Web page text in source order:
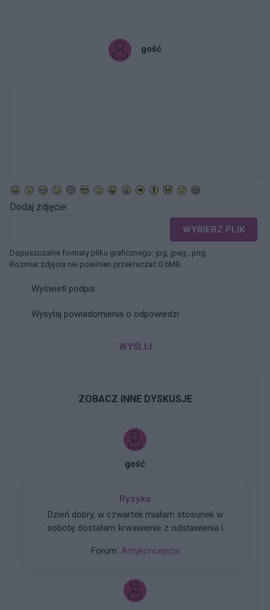
gość
Dodaj zdjęcie:
WYBIERZ PLIK
Dopuszczalne formaty pliku graficznego: jpg, jpeg , png.
Rozmiar zdjęcia nie powinien przekraczać 0.6MB.
Wyświetl podpis
Wysyłaj powiadomienia o odpowiedzi
WYŚLIJ
ZOBACZ INNE DYSKUSJE
gość
Ryzyko
Dzień dobry, w czwartek miałam stosunek w
sobotę dostałam krwawienie z odstawienia i
nowe opakowanie tabletek pierwsza wzięłam
a we wtorek jak się zorientowałam to wzięłam
dwie. Moje pytanie brzmi jakie jest ryzyko ciąży
Forum: Antykoncepcja